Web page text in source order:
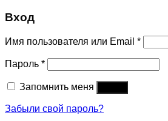
Вход
Имя пользователя или Email *
Пароль *
Запомнить меня
Забыли свой пароль?